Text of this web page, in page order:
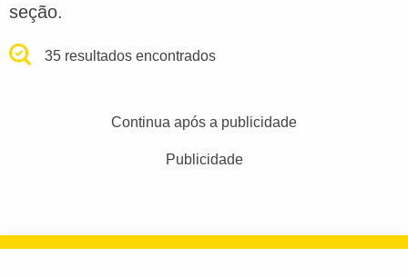
seção.
35 resultados encontrados
Continua após a publicidade
Publicidade